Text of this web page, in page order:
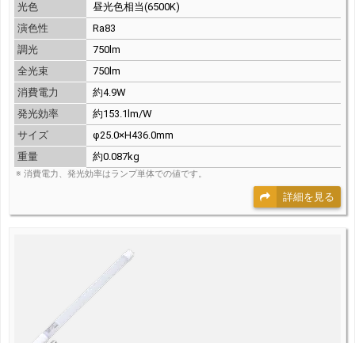
光色
昼光色相当(6500K)
演色性
Ra83
調光
750lm
全光束
750lm
消費電力
約4.9W
発光効率
約153.1lm/W
サイズ
φ25.0×H436.0mm
重量
約0.087kg
※ 消費電力、発光効率はランプ単体での値です。
詳細を見る